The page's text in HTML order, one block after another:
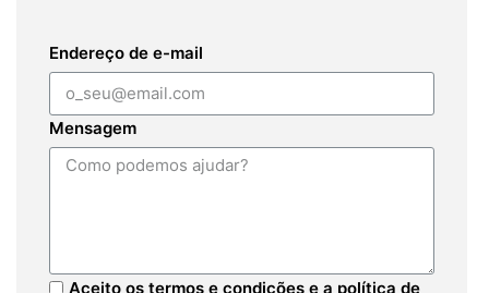
Endereço de e-mail
Mensagem
Aceito os termos e condições e a política de